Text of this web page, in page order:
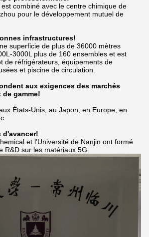
combiné avec le centre chimique de
pour le développement mutuel de
infrastructures!
superficie de plus de 36000 mètres
3000L plus de 160 ensembles et est
de réfrigérateurs, équipements de
et piscine de circulation.
aux exigences des marchés
gamme!
États-Unis, au Japon, en Europe, en
d'avancer!
et l'Université de Nanjin ont formé
R&D sur les matériaux 5G.